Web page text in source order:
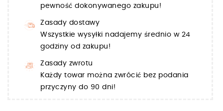
pewność dokonywanego zakupu!
Zasady dostawy
Wszystkie wysyłki nadajemy średnio w 24
godziny od zakupu!
Zasady zwrotu
Każdy towar można zwrócić bez podania
przyczyny do 90 dni!